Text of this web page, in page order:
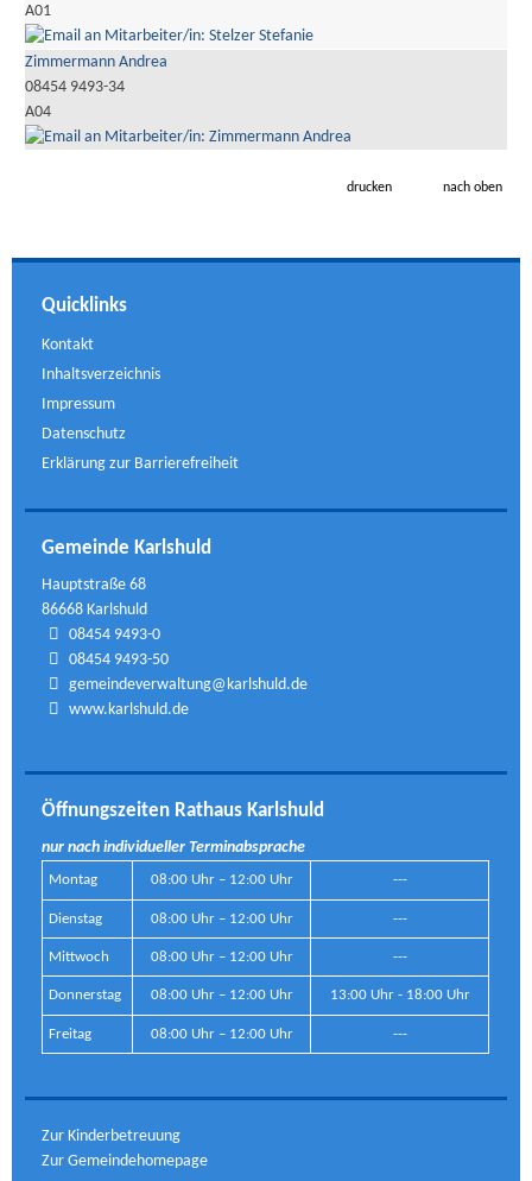
A01
Zimmermann Andrea
08454 9493-34
A04
drucken nach oben
Quicklinks
Kontakt
Inhaltsverzeichnis
Impressum
Datenschutz
Erklärung zur Barrierefreiheit
Gemeinde Karlshuld
Hauptstraße 68
86668 Karlshuld
08454 9493-0
08454 9493-50
gemeindeverwaltung@karlshuld.de
www.karlshuld.de
Öffnungszeiten Rathaus Karlshuld
nur nach individueller Terminabsprache
Montag 08:00 Uhr – 12:00 Uhr ---
Dienstag 08:00 Uhr – 12:00 Uhr ---
Mittwoch 08:00 Uhr – 12:00 Uhr ---
Donnerstag 08:00 Uhr – 12:00 Uhr 13:00 Uhr - 18:00 Uhr
Freitag 08:00 Uhr – 12:00 Uhr ---
Zur Kinderbetreuung
Zur Gemeindehomepage